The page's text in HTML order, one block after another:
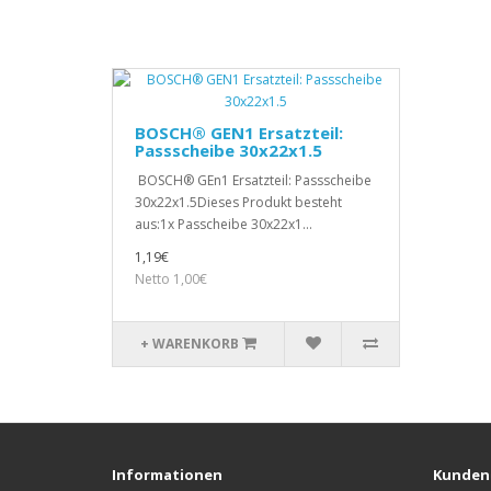
BOSCH® GEN1 Ersatzteil:
Passscheibe 30x22x1.5
BOSCH® GEn1 Ersatzteil: Passscheibe
30x22x1.5Dieses Produkt besteht
aus:1x Passcheibe 30x22x1...
1,19€
Netto 1,00€
+ WARENKORB
Informationen